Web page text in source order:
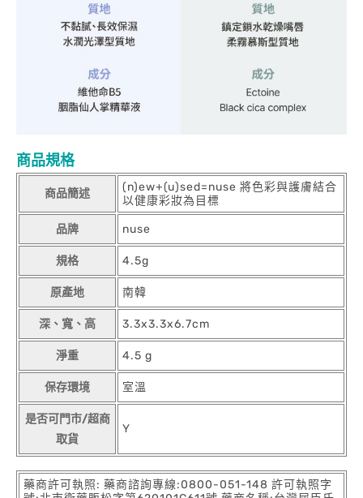
商品規格
商品簡述
(n)ew+(u)sed=nuse 將色彩與護膚結合
以健康彩妝為目標
品牌 nuse
規格 4.5g
原產地 南韓
深、寬、高 3.3x3.3x6.7cm
淨重 4.5 g
保存環境 室溫
是否可門市/超商
取貨
Y
藥商許可執照: 藥商諮詢專線:0800-051-148 許可執照字